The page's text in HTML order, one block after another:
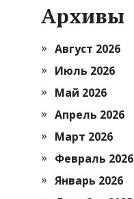
Архивы
Август 2026
Июль 2026
Май 2026
Апрель 2026
Март 2026
Февраль 2026
Январь 2026